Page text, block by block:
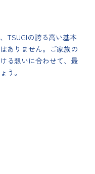
TSUGIの誇る高い基本
ありません。ご家族の
る想いに合わせて、最
う。